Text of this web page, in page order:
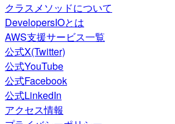
クラスメソッドについて
DevelopersIOとは
AWS支援サービス一覧
公式X(Twitter)
公式YouTube
公式Facebook
公式LinkedIn
アクセス情報